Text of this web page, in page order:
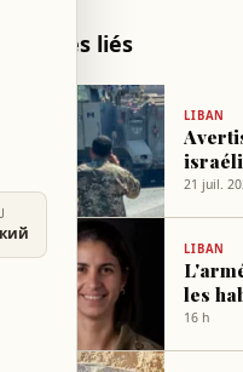
Articles liés
LIBAN
21 juil.
LIBAN
les
16 h